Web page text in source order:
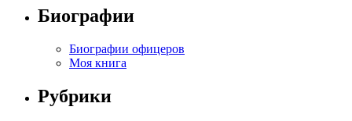
Биографии
Биографии офицеров
Моя книга
Рубрики